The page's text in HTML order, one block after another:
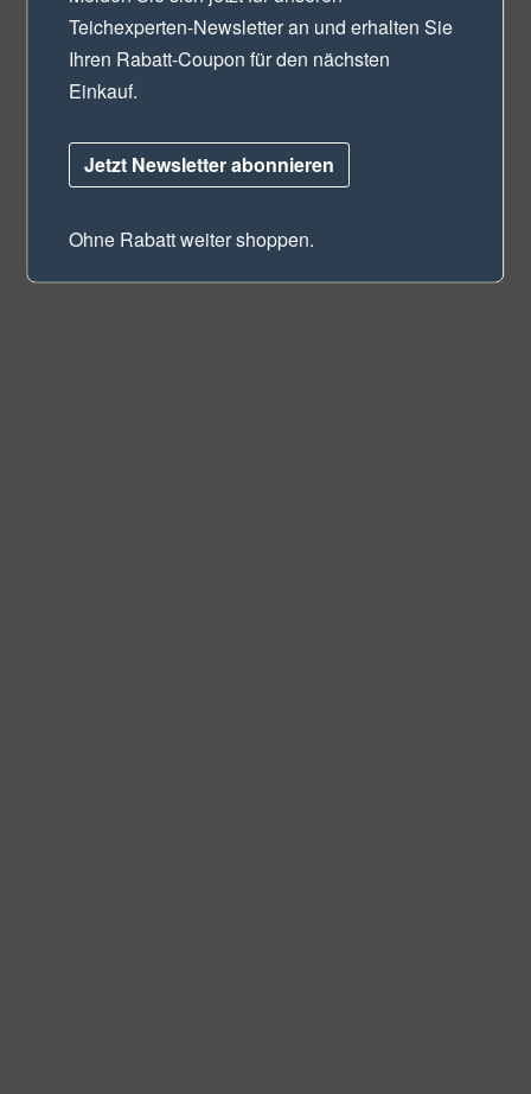
Teichexperten-Newsletteran und erhalten Sie
Ihren Rabatt-Coupon für den nächsten
Einkauf.
Jetzt Newsletter abonnieren
Ohne Rabatt weiter shoppen.